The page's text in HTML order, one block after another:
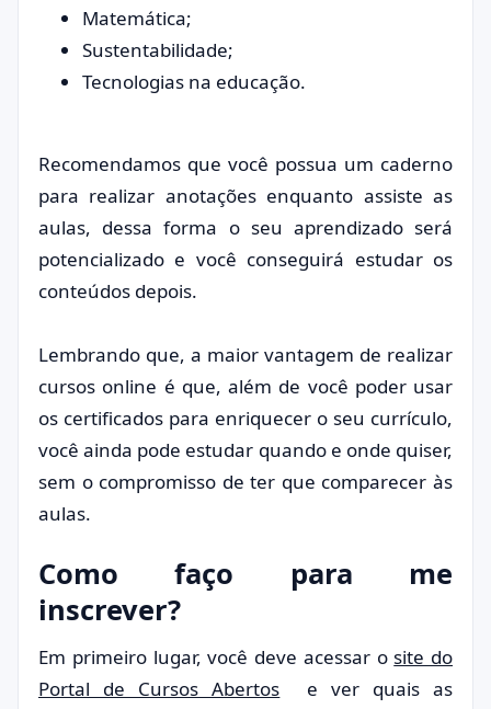
Matemática;
Sustentabilidade;
Tecnologias na educação.
Recomendamos que você possua um caderno
para realizar anotações enquanto assiste as
aulas, dessa forma o seu aprendizado será
potencializado e você conseguirá estudar os
conteúdos depois.
Lembrando que, a maior vantagem de realizar
cursos online é que, além de você poder usar
os certificados para enriquecer o seu currículo,
você ainda pode estudar quando e onde quiser,
sem o compromisso de ter que comparecer às
aulas.
Como faço para me
inscrever?
Em primeiro lugar, você deve acessar o site do
Portal de Cursos Abertos e ver quais as